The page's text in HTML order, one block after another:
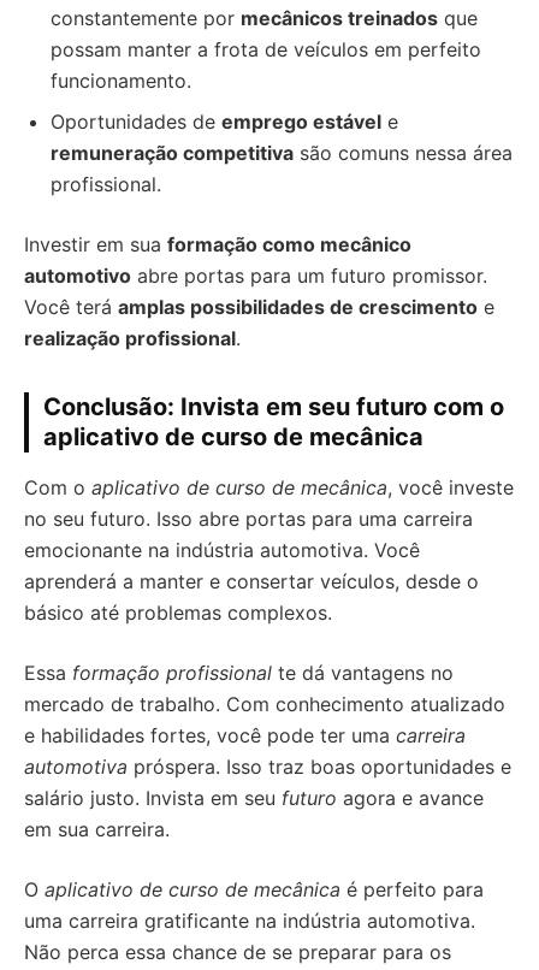
constantemente por mecânicos treinados que
possam manter a frota de veículos em perfeito
funcionamento.
Oportunidades de emprego estável e
remuneração competitiva são comuns nessa área
profissional.
Investir em sua formação como mecânico
automotivo abre portas para um futuro promissor.
Você terá amplas possibilidades de crescimento e
realização profissional.
Conclusão: Invista em seu futuro com o
aplicativo de curso de mecânica
Com o aplicativo de curso de mecânica, você investe
no seu futuro. Isso abre portas para uma carreira
emocionante na indústria automotiva. Você
aprenderá a manter e consertar veículos, desde o
básico até problemas complexos.
Essa formação profissional te dá vantagens no
mercado de trabalho. Com conhecimento atualizado
e habilidades fortes, você pode ter uma carreira
automotiva próspera. Isso traz boas oportunidades e
salário justo. Invista em seu futuro agora e avance
em sua carreira.
O aplicativo de curso de mecânica é perfeito para
uma carreira gratificante na indústria automotiva.
Não perca essa chance de se preparar para os